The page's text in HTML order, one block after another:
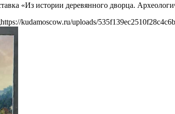
«Из истории деревянного дворца.
https://kudamoscow.ru/uploads/